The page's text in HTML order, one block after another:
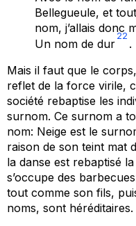
Bellegueule, et
nom, j’allais donc
Un nom de dur
22
.
Mais il faut que le
reflet de la force virile,
société rebaptise les
surnom. Ce surnom a
nom: Neige est le
raison de son teint mat
la danse est rebaptisé
s’occupe des
tout comme son fils,
noms, sont héréditaires.